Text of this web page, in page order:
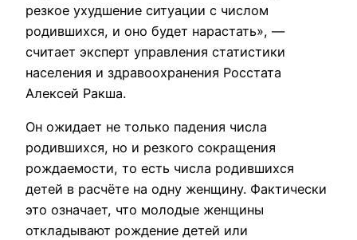
резкое ухудшение ситуации с числом
родившихся, и оно будет нарастать», —
считает эксперт управления статистики
населения и здравоохранения Росстата
Алексей Ракша.
Он ожидает не только падения числа
родившихся, но и резкого сокращения
рождаемости, то есть числа родившихся
детей в расчёте на одну женщину. Фактически
это означает, что молодые женщины
откладывают рождение детей или